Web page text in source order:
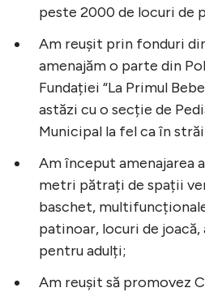
peste 2000 de locuri de
Am reușit prin fonduri
amenajăm o parte din
Fundației “La Primul
astăzi cu o secție de
Municipal la fel ca în
Am început amenajarea
metri pătrați de spații
baschet,
patinoar, locuri de
pentru adulți;
Am reușit să promovez